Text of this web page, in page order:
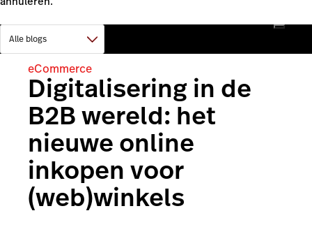
eCommerce
Digitalisering in de
B2B wereld: het
nieuwe online
inkopen voor
(web)winkels